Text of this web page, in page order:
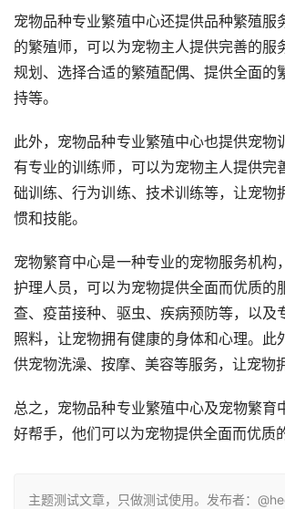
宠物品种专业繁殖中心还提供品种繁殖服
的繁殖师，可以为宠物主人提供完善的服
规划、选择合适的繁殖配偶、提供全面的
持等。
此外，宠物品种专业繁殖中心也提供宠物
有专业的训练师，可以为宠物主人提供完
础训练、行为训练、技术训练等，让宠物
惯和技能。
宠物繁育中心是一种专业的宠物服务机构
护理人员，可以为宠物提供全面而优质的
查、疫苗接种、驱虫、疾病预防等，以及
照料，让宠物拥有健康的身体和心理。此
供宠物洗澡、按摩、美容等服务，让宠物
总之，宠物品种专业繁殖中心及宠物繁育
好帮手，他们可以为宠物提供全面而优质
主题测试文章，只做测试使用。发布者：